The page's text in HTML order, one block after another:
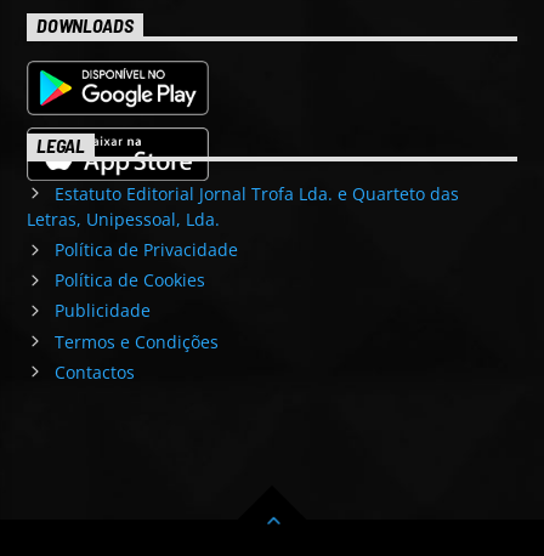
DOWNLOADS
LEGAL
Estatuto Editorial Jornal Trofa Lda. e Quarteto das
Letras, Unipessoal, Lda.
Política de Privacidade
Política de Cookies
Publicidade
Termos e Condições
Contactos